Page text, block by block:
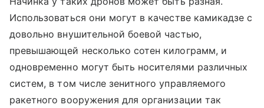
Использоваться они могут в качестве камикадзе с
довольно внушительной боевой частью,
превышающей несколько сотен килограмм, и
одновременно могут быть носителями различных
систем, в том числе зенитного управляемого
ракетного вооружения для организации так